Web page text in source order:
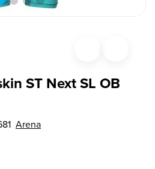
ST Next SL OB
Arena